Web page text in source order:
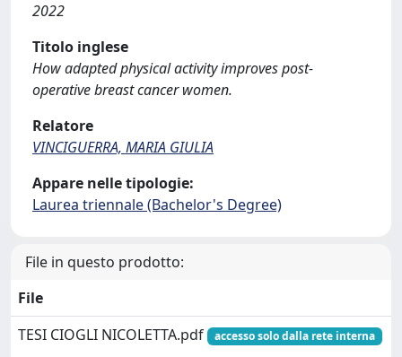
2022
Titolo inglese
How adapted physical activity improves post-
operative breast cancer women.
Relatore
VINCIGUERRA, MARIA GIULIA
Appare nelle tipologie:
Laurea triennale (Bachelor's Degree)
File in questo prodotto:
File
TESI CIOGLI NICOLETTA.pdf
accesso solo dalla rete interna